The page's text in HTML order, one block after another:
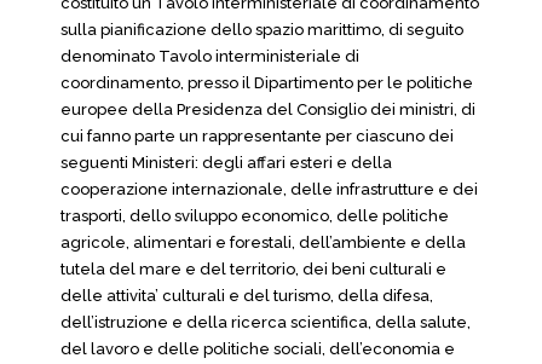
sulla pianificazione dello spazio marittimo, di seguito
denominato Tavolo interministeriale di
coordinamento, presso il Dipartimento per le politiche
europee della Presidenza del Consiglio dei ministri, di
cui fanno parte un rappresentante per ciascuno dei
seguenti Ministeri: degli affari esteri e della
cooperazione internazionale, delle infrastrutture e dei
trasporti, dello sviluppo economico, delle politiche
agricole, alimentari e forestali, dell’ambiente e della
tutela del mare e del territorio, dei beni culturali e
delle attivita’ culturali e del turismo, della difesa,
dell’istruzione e della ricerca scientifica, della salute,
del lavoro e delle politiche sociali, dell’economia e